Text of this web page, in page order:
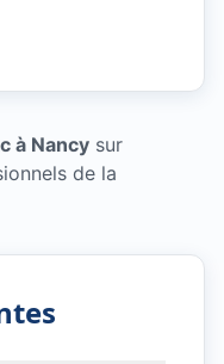
à Nancy sur
de la